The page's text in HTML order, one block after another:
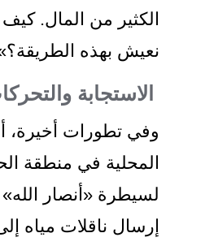
الكثير من المال. كيف
نعيش بهذه
الاستجابة
وفي تطورات أخيرة،
المحلية في منطقة
لسيطرة «أنصار
إرسال ناقلات مياه